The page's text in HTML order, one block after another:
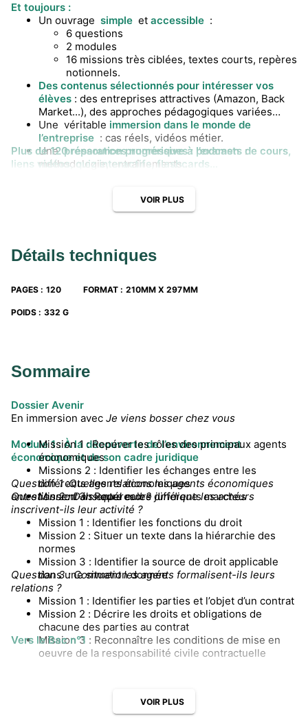
Et toujours :
Un ouvrage simple et accessible :
6 questions
2 modules
16 missions très ciblées, textes courts, repères
notionnels.
Des contenus sélectionnés pour intéresser vos
élèves : des entreprises attractives (Amazon, Back
Market...), des approches pédagogiques variées…
Une véritable immersion dans le monde de
l’entreprise : cas réels, vidéos métier.
Unepréparation progressive à l’examen:
méthodologie, entraînements…
» (1 par module du programme) et au Dossier Avenir.
Plus de 120 ressources numériques : podcasts de cours,
liens vidéos, quiz interactifs, flashcards…
VOIR PLUS
Détails techniques
PAGES : 120 FORMAT : 210MM X 297MM
POIDS : 332 G
Sommaire
Dossier Avenir
En immersion avec Je viens bosser chez vous
Module 1 : À la découverte de l’environnement
économique et de son cadre juridique
Question 1 :Quelles relations les agents économiques
entretiennent-ils entre eux ?
Mission 1 : Repérer les rôles des principaux agents
économiques
Missions 2 : Identifier les échanges entre les
différents agents économiques
Mission 3 : Repérer les différents marchés
Question 2 : Dans quel cadre juridique les acteurs
inscrivent-ils leur activité ?
Mission 1 : Identifier les fonctions du droit
Mission 2 : Situer un texte dans la hiérarchie des
normes
Mission 3 : Identifier la source de droit applicable
dans une situation donnée
Question 3 : Comment les agents formalisent-ils leurs
relations ?
Mission 1 : Identifier les parties et l’objet d’un contrat
Mission 2 : Décrire les droits et obligations de
chacune des parties au contrat
Mission 3 : Reconnaître les conditions de mise en
oeuvre de la responsabilité civile contractuelle
Vers le Bac n°1
Question 4 : Quelles sont les principales tendances de
VOIR PLUS